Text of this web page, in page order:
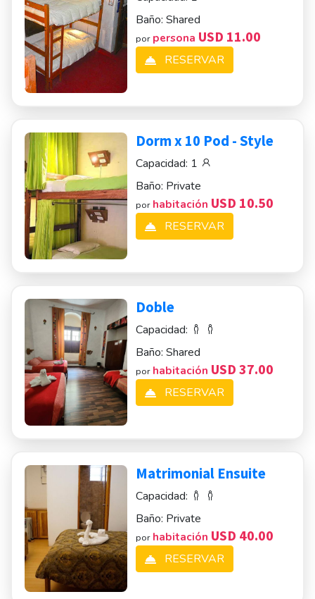
Baño:Shared
por persona USD 11.00
RESERVAR
Dorm x 10 Pod - Style
Capacidad: 1
Baño: Private
por habitación USD 10.50
RESERVAR
Doble
Capacidad:
Baño:Shared
por habitación USD 37.00
RESERVAR
Matrimonial Ensuite
Capacidad:
Baño: Private
por habitación USD 40.00
RESERVAR